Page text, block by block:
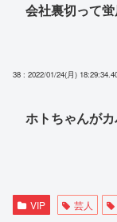
会社裏切って
38 : 2022/01/24(月)
ホトちゃんが
VIP 芸人